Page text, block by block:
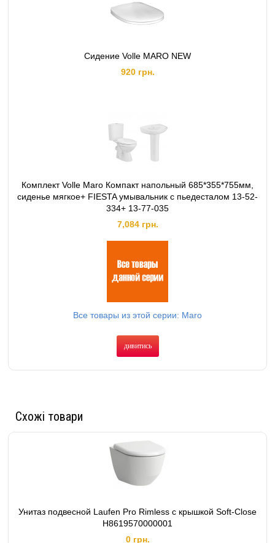
Сидение Volle MARO NEW
920 грн.
Комплект Volle Maro Компакт напольный 685*355*755мм,
сиденье мягкое+ FIESTA умывальник с пьедесталом 13-52-
334+ 13-77-035
7,084 грн.
Все товары из этой серии: Maro
дивитись
Схожі товари
Унитаз подвесной Laufen Pro Rimless c крышкой Soft-Close
H8619570000001
0 грн.